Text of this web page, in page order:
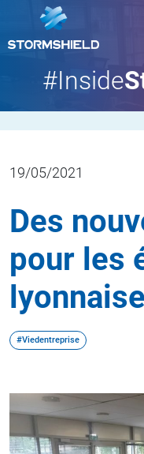
#Inside
19/05/2021
Des
pour les
#Viedentreprise